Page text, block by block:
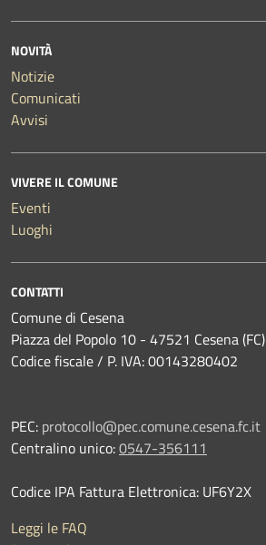
NOVITÀ
Notizie
Comunicati
Avvisi
VIVERE IL COMUNE
Eventi
Luoghi
CONTATTI
Comune di Cesena
Piazza del Popolo 10 - 47521 Cesena (FC)
Codice fiscale / P. IVA: 00143280402
PEC: protocollo@pec.comune.cesena.fc.it
Centralino unico:0547-356111
Codice IPA Fattura Elettronica: UF6Y2X
Leggi le FAQ